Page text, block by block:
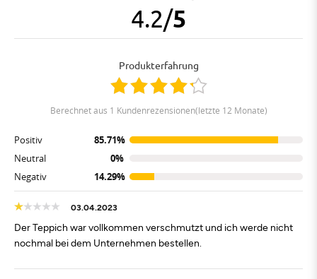
4.2/5
Produkterfahrung
berechnet aus 1 Kundenrezensionen(letzte 12 Monate)
Positiv
85.71%
Neutral
0%
Negativ
14.29%
03.04.2023
Der Teppich war vollkommen verschmutzt und ich werde nicht
nochmal bei dem Unternehmen bestellen.